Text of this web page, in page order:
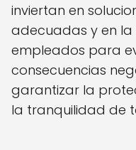
inviertan en
adecuadas y en
empleados para
consecuencias
garantizar la
la tranquilidad de